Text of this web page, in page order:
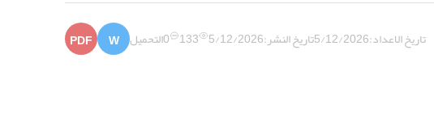
تاريخ الاعداد:5/12/2026تاريخ النشر:5/12/2026
133
0التحميل PDF W